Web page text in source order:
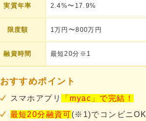
実質年率 2.4%〜17.9%
限度額 1万円〜800万円
融資時間 最短20分※1
おすすめポイント
スマホアプリ
「myac」で完結！
最短20分融資可(※1)でコンビニOK